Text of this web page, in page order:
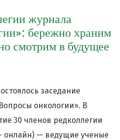
журнала
бережно храним
смотрим в будущее
заседание
онкологии». В
30 членов редколлегии
онлайн) — ведущие ученые